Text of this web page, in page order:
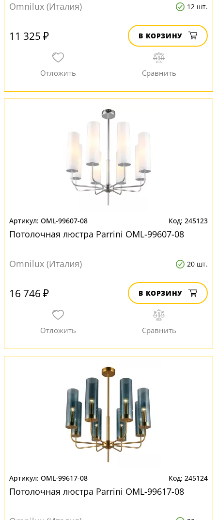
Omnilux (Италия) 12 шт.
11 325 ₽ В КОРЗИНУ
OML-99607-08 245123
Потолочная люстра Parrini OML-99607-08
Omnilux (Италия) 20 шт.
16 746 ₽ В КОРЗИНУ
OML-99617-08 245124
Потолочная люстра Parrini OML-99617-08